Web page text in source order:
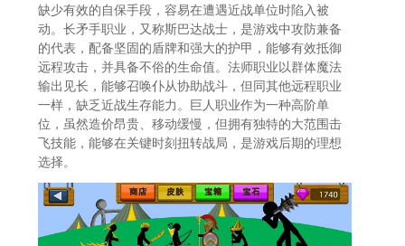
缺少有效的自保手段，容易在遭遇近战单位时陷入被
动。长矛手职业，又称斯巴达战士，是游戏中攻防兼备
的代表，配备坚固的盾牌和强大的护甲，能够有效抵御
远程攻击，并具备不俗的生命值。法师职业以群体魔法
输出见长，能够召唤仆从协助战斗，但同其他远程职业
一样，缺乏近战生存能力。巨人职业作为一种高阶单
位，虽然造价昂贵、移动缓慢，但拥有独特的大范围击
飞技能，能够在关键时刻扭转战局，是游戏后期的理想
选择。